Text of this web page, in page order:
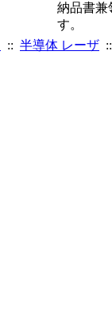
納品書兼
す。
:: 半導体 レーザ